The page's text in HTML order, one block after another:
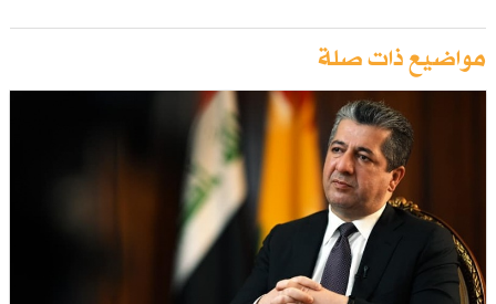
مواضيع ذات صلة